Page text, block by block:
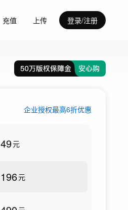
充值 上传 登录/注册
企业授权最高6折优惠
49元
196元